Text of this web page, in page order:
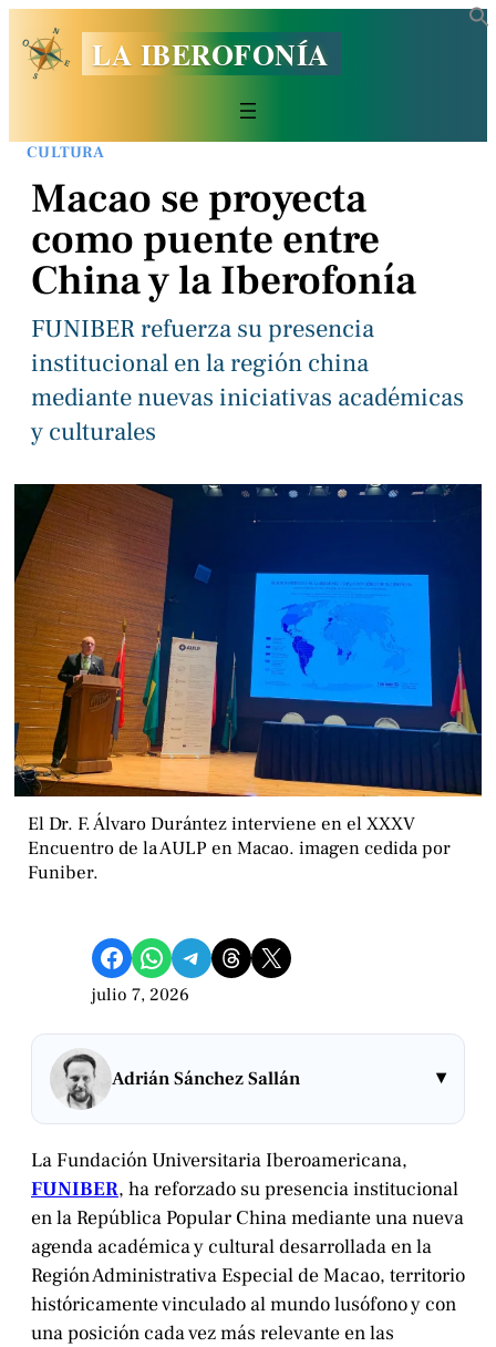
LA IBEROFONÍA
CULTURA
Macao se proyecta
como puente entre
China y la Iberofonía
FUNIBER refuerza su presencia
institucional en la región china
mediante nuevas iniciativas académicas
y culturales
El Dr. F. Álvaro Durántez interviene en el XXXV
Encuentro de la AULP en Macao. imagen cedida por
Funiber.
Compartir en Facebook Compartir en WhatsApp Compartir en Telegram Share on Threads Compartir en X
julio 7, 2026
Adrián Sánchez Sallán ▾
La Fundación Universitaria Iberoamericana,
FUNIBER, ha reforzado su presencia institucional
en la República Popular China mediante una nueva
agenda académica y cultural desarrollada en la
Región Administrativa Especial de Macao, territorio
históricamente vinculado al mundo lusófono y con
una posición cada vez más relevante en las